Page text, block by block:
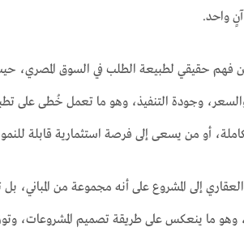
آنٍ واحد.
فهم حقيقي لطبيعة الطلب في السوق المصري،
والسعر، وجودة التنفيذ، وهو ما تعمل خُطى
أو من يسعى إلى فرصة استثمارية قابلة
إلى المشروع على أنه مجموعة من المباني،
وهو ما ينعكس على طريقة تصميم المشروعات،